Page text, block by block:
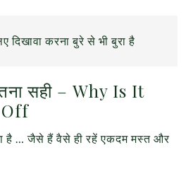
दिखावा करना बुरे से भी बुरा है
सही – Why Is It
Off
है … जैसे हैं वैसे ही रहें एकदम मस्त और